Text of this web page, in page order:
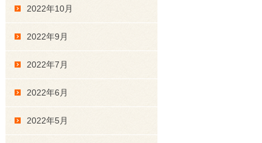
2022年10月
2022年9月
2022年7月
2022年6月
2022年5月